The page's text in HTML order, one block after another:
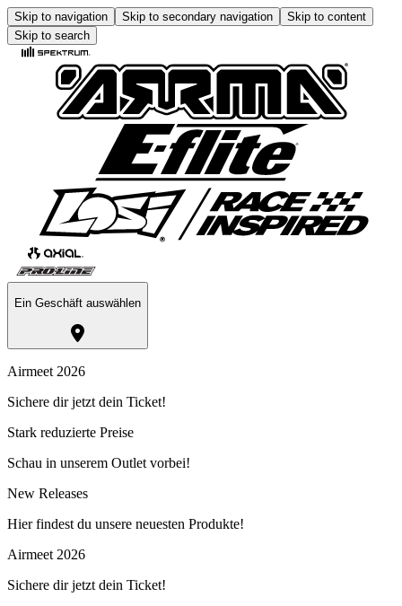
Skip to navigation Skip to secondary navigation
Skip to content
Skip to search
Ein Geschäft auswählen
Airmeet 2026
Sichere dir jetzt dein Ticket!
Stark reduzierte Preise
Schau in unserem Outlet vorbei!
New Releases
Hier findest du unsere neuesten Produkte!
Airmeet 2026
Sichere dir jetzt dein Ticket!